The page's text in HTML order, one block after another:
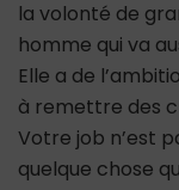
la volonté de
homme qui va
Elle a de
à remettre des
Votre job n’est
quelque chose